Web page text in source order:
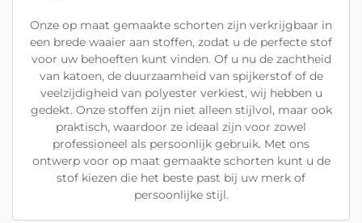
Onze op maat gemaakte schorten zijn verkrijgbaar in
een brede waaier aan stoffen, zodat u de perfecte stof
voor uw behoeften kunt vinden. Of u nu de zachtheid
van katoen, de duurzaamheid van spijkerstof of de
veelzijdigheid van polyester verkiest, wij hebben u
gedekt. Onze stoffen zijn niet alleen stijlvol, maar ook
praktisch, waardoor ze ideaal zijn voor zowel
professioneel als persoonlijk gebruik. Met ons
ontwerp voor op maat gemaakte schorten kunt u de
stof kiezen die het beste past bij uw merk of
persoonlijke stijl.